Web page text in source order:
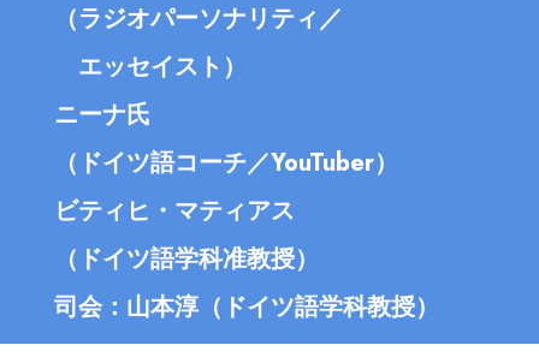
（ラジオパーソナリティ／
エッセイスト）
ニーナ氏
（ドイツ語コーチ／YouTuber）
ビティヒ・マティアス
（ドイツ語学科准教授）
司会：山本淳（ドイツ語学科教授）